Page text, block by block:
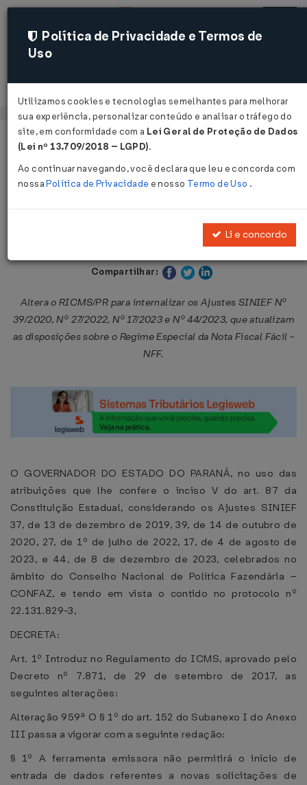
Acessar
Página Inicial Legislações
Decreto Nº 6050 DE 05/06/2024
Publicado no DOE - PR em 5 jun 2024
Compartilhar:
Altera o RICMS/PR para internalizar os Ajustes SINIEF Nº
39/2020, Nº 27/2022, Nº 17/2023 e Nº 44/2023, que atualizam
as disposições sobre o Regime Especial da Nota Fiscal Fácil -
NFF.
O GOVERNADOR DO ESTADO DO PARANÁ, no uso das
atribuições que lhe confere o inciso V do art. 87 da
Constituição Estadual, considerando os Ajustes SINIEF
37, de 13 de dezembro de 2019, 39, de 14 de outubro de
2020, 27, de 1º de julho de 2022, 17, de 4 de agosto de
2023, e 44, de 8 de dezembro de 2023, celebrados no
âmbito do Conselho Nacional de Política Fazendária –
CONFAZ, e tendo em vista o contido no protocolo nº
22.131.829-3,
DECRETA:
Art. 1º Introduz no Regulamento do ICMS, aprovado pelo
Decreto nº 7.871, de 29 de setembro de 2017, as
seguintes alterações:
Alteração 959ª O § 1º do art. 152 do Subanexo I do Anexo
III passa a vigorar com a seguinte redação:
§ 1º A ferramenta emissora não permitirá o início de
entrada de dados referentes a novas solicitações de
Política de Privacidade e Termos de
Uso
Utilizamos cookies e tecnologias semelhantes para melhorar
sua experiência, personalizar conteúdo e analisar o tráfego do
site, em conformidade com a Lei Geral de Proteção de Dados
(Lei nº 13.709/2018 – LGPD).
Ao continuar navegando, você declara que leu e concorda com
nossaPolítica de Privacidade e nosso Termo de Uso .
Li e concordo